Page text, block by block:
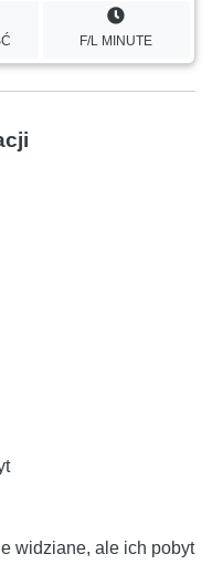
F/L MINUTE
widziane, ale ich pobyt